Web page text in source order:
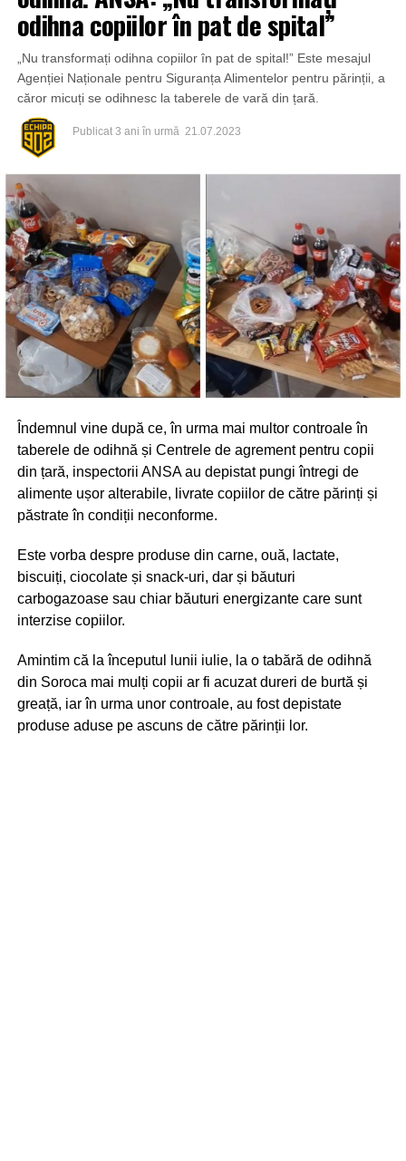
odihna copiilor în pat de spital”
„Nu transformați odihna copiilor în pat de spital!” Este mesajul
Agenției Naționale pentru Siguranța Alimentelor pentru părinții, a
căror micuți se odihnesc la taberele de vară din țară.
Publicat 3 ani în urmă 21.07.2023
Îndemnul vine după ce, în urma mai multor controale în
taberele de odihnă și Centrele de agrement pentru copii
din țară, inspectorii ANSA au depistat pungi întregi de
alimente ușor alterabile, livrate copiilor de către părinți și
păstrate în condiții neconforme.
Este vorba despre produse din carne, ouă, lactate,
biscuiți, ciocolate și snack-uri, dar și băuturi
carbogazoase sau chiar băuturi energizante care sunt
interzise copiilor.
Amintim că la începutul lunii iulie, la o tabără de odihnă
din Soroca mai mulți copii ar fi acuzat dureri de burtă și
greață, iar în urma unor controale, au fost depistate
produse aduse pe ascuns de către părinții lor.